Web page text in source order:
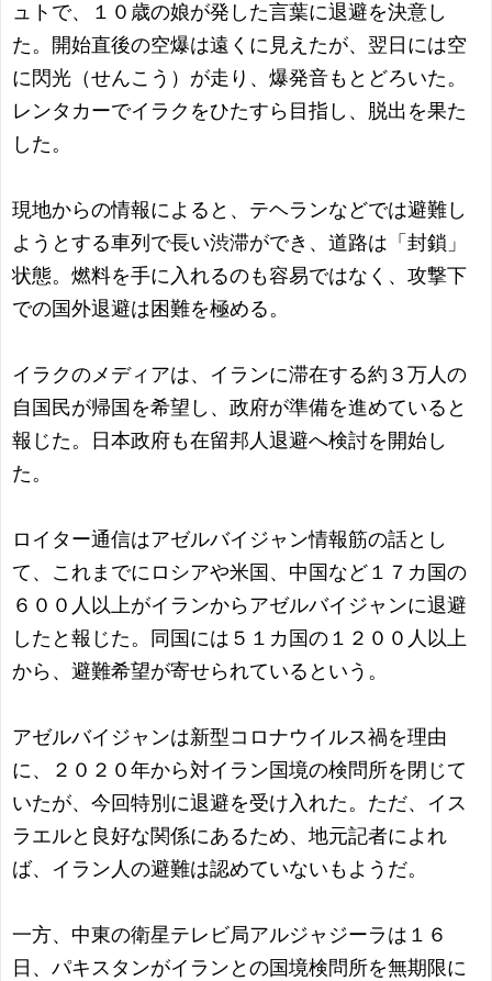
ュトで、１０歳の娘が発した言葉に退避を決意し
た。開始直後の空爆は遠くに見えたが、翌日には空
に閃光（せんこう）が走り、爆発音もとどろいた。
レンタカーでイラクをひたすら目指し、脱出を果た
した。
現地からの情報によると、テヘランなどでは避難し
ようとする車列で長い渋滞ができ、道路は「封鎖」
状態。燃料を手に入れるのも容易ではなく、攻撃下
での国外退避は困難を極める。
イラクのメディアは、イランに滞在する約３万人の
自国民が帰国を希望し、政府が準備を進めていると
報じた。日本政府も在留邦人退避へ検討を開始し
た。
ロイター通信はアゼルバイジャン情報筋の話とし
て、これまでにロシアや米国、中国など１７カ国の
６００人以上がイランからアゼルバイジャンに退避
したと報じた。同国には５１カ国の１２００人以上
から、避難希望が寄せられているという。
アゼルバイジャンは新型コロナウイルス禍を理由
に、２０２０年から対イラン国境の検問所を閉じて
いたが、今回特別に退避を受け入れた。ただ、イス
ラエルと良好な関係にあるため、地元記者によれ
ば、イラン人の避難は認めていないもようだ。
一方、中東の衛星テレビ局アルジャジーラは１６
日、パキスタンがイランとの国境検問所を無期限に